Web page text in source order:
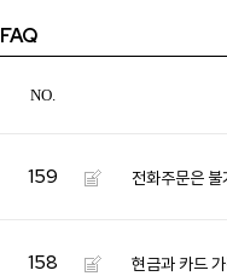
FAQ
NO.
159 전화주문은
158 현금과 카드